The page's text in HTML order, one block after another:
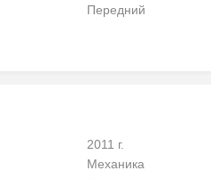
Передний
2011 г.
Механика